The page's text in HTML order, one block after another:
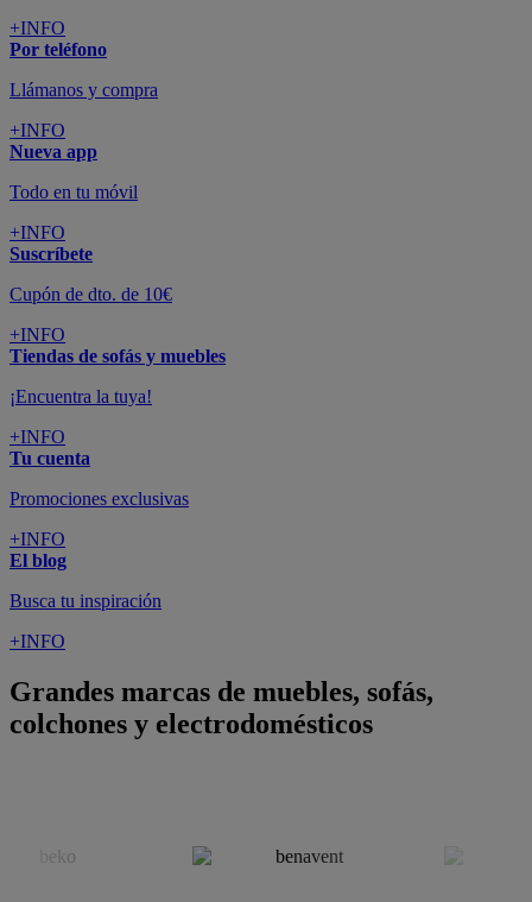
+INFO
Por teléfono
Llámanos y compra
+INFO
Nueva app
Todo en tu móvil
+INFO
Suscríbete
Cupón de dto. de 10€
+INFO
Tiendas de sofás y muebles
¡Encuentra la tuya!
+INFO
Tu cuenta
Promociones exclusivas
+INFO
El blog
Busca tu inspiración
+INFO
Grandes marcas de muebles, sofás,
colchones y electrodomésticos